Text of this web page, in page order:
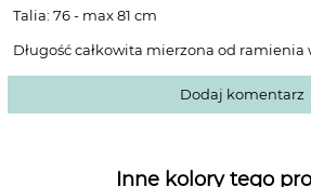
Talia: 76 - max 81 cm
Długość całkowita mierzona od ramienia
Dodaj komentarz
Inne kolory tego